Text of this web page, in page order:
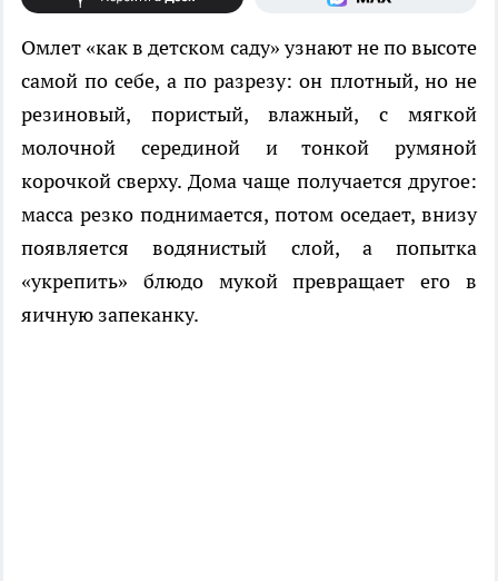
Омлет «как в детском саду» узнают не по высоте
самой по себе, а по разрезу: он плотный, но не
резиновый, пористый, влажный, с мягкой
молочной серединой и тонкой румяной
корочкой сверху. Дома чаще получается другое:
масса резко поднимается, потом оседает, внизу
появляется водянистый слой, а попытка
«укрепить» блюдо мукой превращает его в
яичную запеканку.